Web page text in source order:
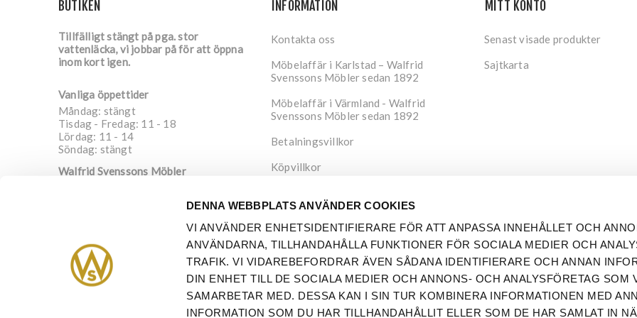
DENNA WEBBPLATS ANVÄNDER COOKIES
VI ANVÄNDER ENHETSIDENTIFIERARE FÖR ATT ANPASSA INNEHÅLLET OCH
ANVÄNDARNA, TILLHANDAHÅLLA FUNKTIONER FÖR SOCIALA MEDIER OCH
TRAFIK. VI VIDAREBEFORDRAR ÄVEN SÅDANA IDENTIFIERARE OCH ANNAN
DIN ENHET TILL DE SOCIALA MEDIER OCH ANNONS- OCH ANALYSFÖRETAG SOM
SAMARBETAR MED. DESSA KAN I SIN TUR KOMBINERA INFORMATIONEN MED
INFORMATION SOM DU HAR TILLHANDAHÅLLIT ELLER SOM DE HAR SAMLAT IN
BUTIKEN
Tillfälligt stängt på pga. stor
vattenläcka, vi jobbar på för att öppna
inom kort igen.
Vanliga öppettider
Måndag: stängt
Tisdag - Fredag: 11 - 18
Lördag: 11 - 14
Söndag: stängt
Walfrid Svenssons Möbler
054-21 08 91
INFORMATION
Kontakta oss
Möbelaffär i Karlstad – Walfrid
Svenssons Möbler sedan 1892
Möbelaffär i Värmland - Walfrid
Svenssons Möbler sedan 1892
Betalningsvillkor
Köpvillkor
MITT KONTO
Senast visade produkter
Sajtkarta